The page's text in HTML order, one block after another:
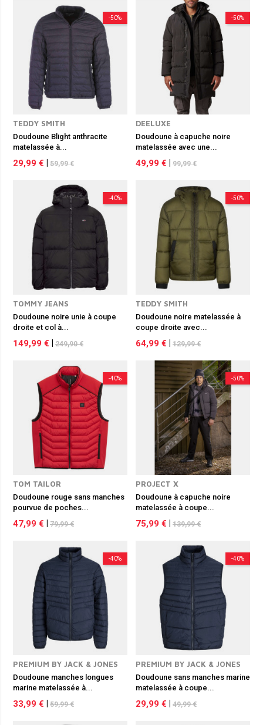
-50%
TEDDY SMITH
Doudoune Blight anthracite
matelassée à...
29,99 € 59,99 €
-50%
DEELUXE
Doudoune à capuche noire
matelassée avec une...
49,99 € 99,99 €
-40%
TOMMY JEANS
Doudoune noire unie à coupe
droite et col à...
149,99 € 249,90 €
-50%
TEDDY SMITH
Doudoune noire matelassée à
coupe droite avec...
64,99 € 129,99 €
-40%
TOM TAILOR
Doudoune rouge sans manches
pourvue de poches...
47,99 € 79,99 €
-50%
PROJECT X
Doudoune à capuche noire
matelassée à coupe...
75,99 € 139,99 €
-40%
PREMIUM BY JACK & JONES
Doudoune manches longues
marine matelassée à...
33,99 € 59,99 €
-40%
PREMIUM BY JACK & JONES
Doudoune sans manches marine
matelassée à coupe...
29,99 € 49,99 €